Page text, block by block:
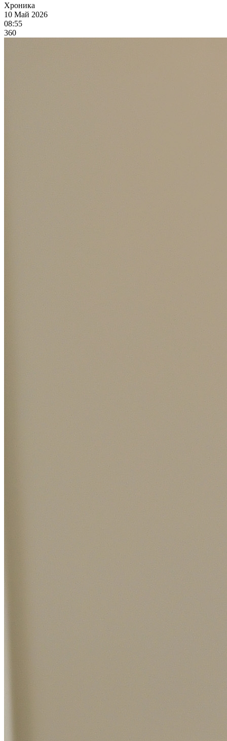
Хроника
10 Май 2026
08:55
360